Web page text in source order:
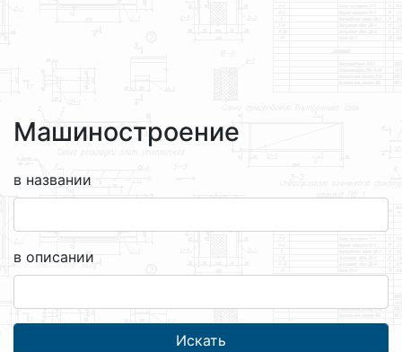
Машиностроение
в названии
в описании